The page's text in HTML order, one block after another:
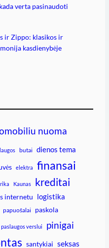
verta pasinaudoti
ir Zippo: klasikos ir
kasdienybėje
nuoma
butai dienos tema
elektra finansai
Kaunas kreditai
internetu logistika
papuošalai paskola
paslaugos verslui pinigai
santykiai seksas